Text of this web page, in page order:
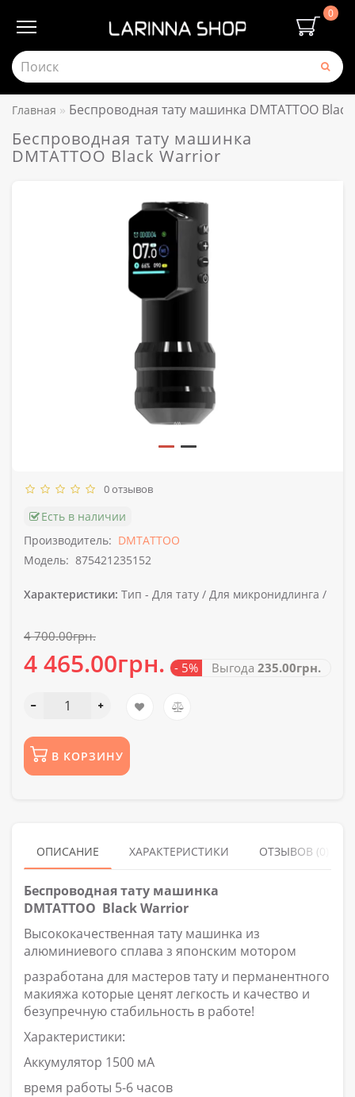
0
Главная Беспроводная тату машинка DMTATTOO
Беспроводная тату машинка
DMTATTOO Black Warrior
0 отзывов
Есть в наличии
Производитель: DMTATTOO
Модель: 875421235152
Характеристики: Тип - Для тату / Для микронидлинга /
4 700.00грн.
4 465.00грн. - 5% Выгода 235.00грн.
В КОРЗИНУ
ОПИСАНИЕ ХАРАКТЕРИСТИКИ ОТЗЫВОВ (0)
Беспроводная тату машинка
DMTATTOO Black Warrior
Высококачественная тату машинка из
алюминиевого сплава з японским мотором
разработана для мастеров тату и перманентного
макияжа которые ценят легкость и качество и
безупречную стабильность в работе!
Характеристики:
Аккумулятор 1500 мА
время работы 5-6 часов